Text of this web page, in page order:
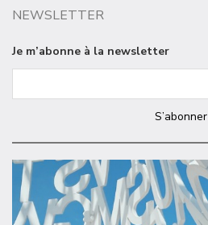
NEWSLETTER
Je m’abonne à la newsletter
S’abonner